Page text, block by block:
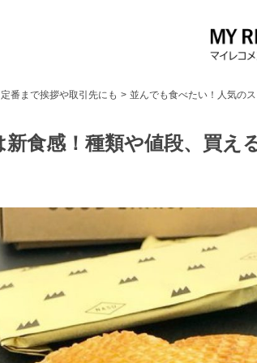
番まで挨拶や取引先にも > 並んでも食べたい！人気の
食感！種類や値段、買え